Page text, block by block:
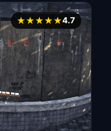
★★★★★4.7